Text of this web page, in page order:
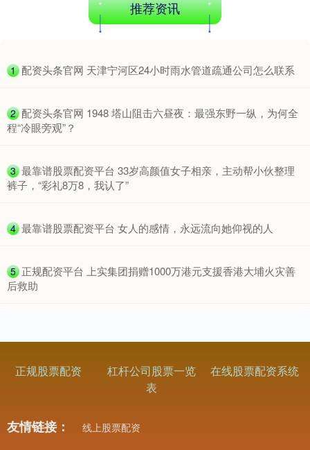
推荐资讯
1 ​配资头条官网 天津宁河区24小时雨水管道疏通公司怎么联系
2 ​配资头条官网 1948 塔山阻击六昼夜：最强东野一纵，为何全
程“冷眼旁观”？
3 ​最靠谱股票配资平台 33岁高颜值女子相亲，主动帮小伙整理
裤子，“彩礼8万8，我认了”
4 ​最靠谱股票配资平台 女人的感情，永远流向她仰视的人
5 ​正规配资平台 上实集团捐赠1000万港元支援香港大埔火灾善
后救助
正规股票配资
杠杆公司股票一览
表
在线股票配资系统
友情链接： 线上股票配资